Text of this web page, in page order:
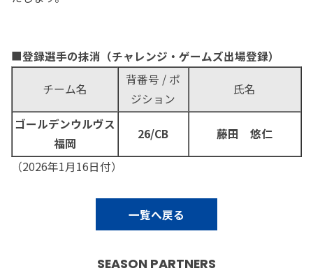
■登録選手の抹消（チャレンジ・ゲームズ出場登録）
チーム名
背番号 / ポ
ジション
氏名
ゴールデンウルヴス
福岡
26/CB 藤田 悠仁
（2026年1月16日付）
一覧へ戻る
SEASON PARTNERS